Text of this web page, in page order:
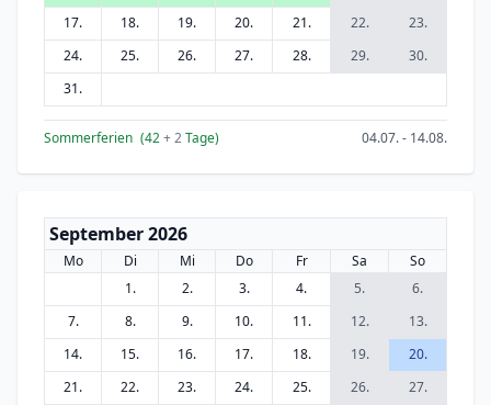
17.
18. 19. 20. 21. 22.
23.
24.
25. 26. 27. 28. 29.
30.
31.
Sommerferien (42+ 2Tage) 04.07. - 14.08.
September 2026
Mo Di Mi Do Fr Sa
So
1.
2. 3. 4. 5.
6.
7.
8. 9. 10. 11. 12.
13.
14.
15. 16. 17. 18. 19.
20.
21.
22. 23. 24. 25. 26.
27.